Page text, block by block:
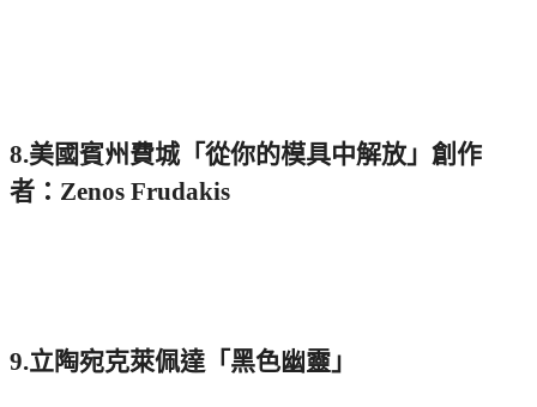
8.美國賓州費城「從你的模具中解放」創作
者：Zenos Frudakis
9.立陶宛克萊佩達「黑色幽靈」